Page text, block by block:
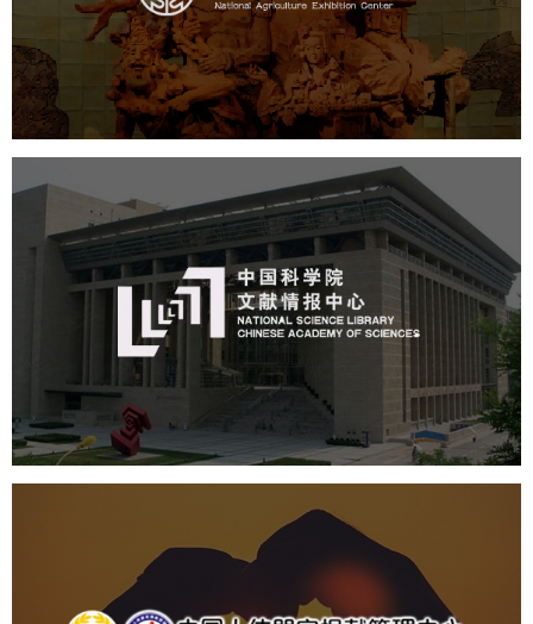
文化艺术 展馆网站建设
博物馆展厅设计
数字博物馆建设
展厅空间设计
企业展厅设计
公司展厅设计
北京展厅设计 产品展厅设计
中国科学院文献情报中心
网站建设
数字博物馆建设
展厅空间设计
产品展厅设计
中国人体器官捐献管理中心